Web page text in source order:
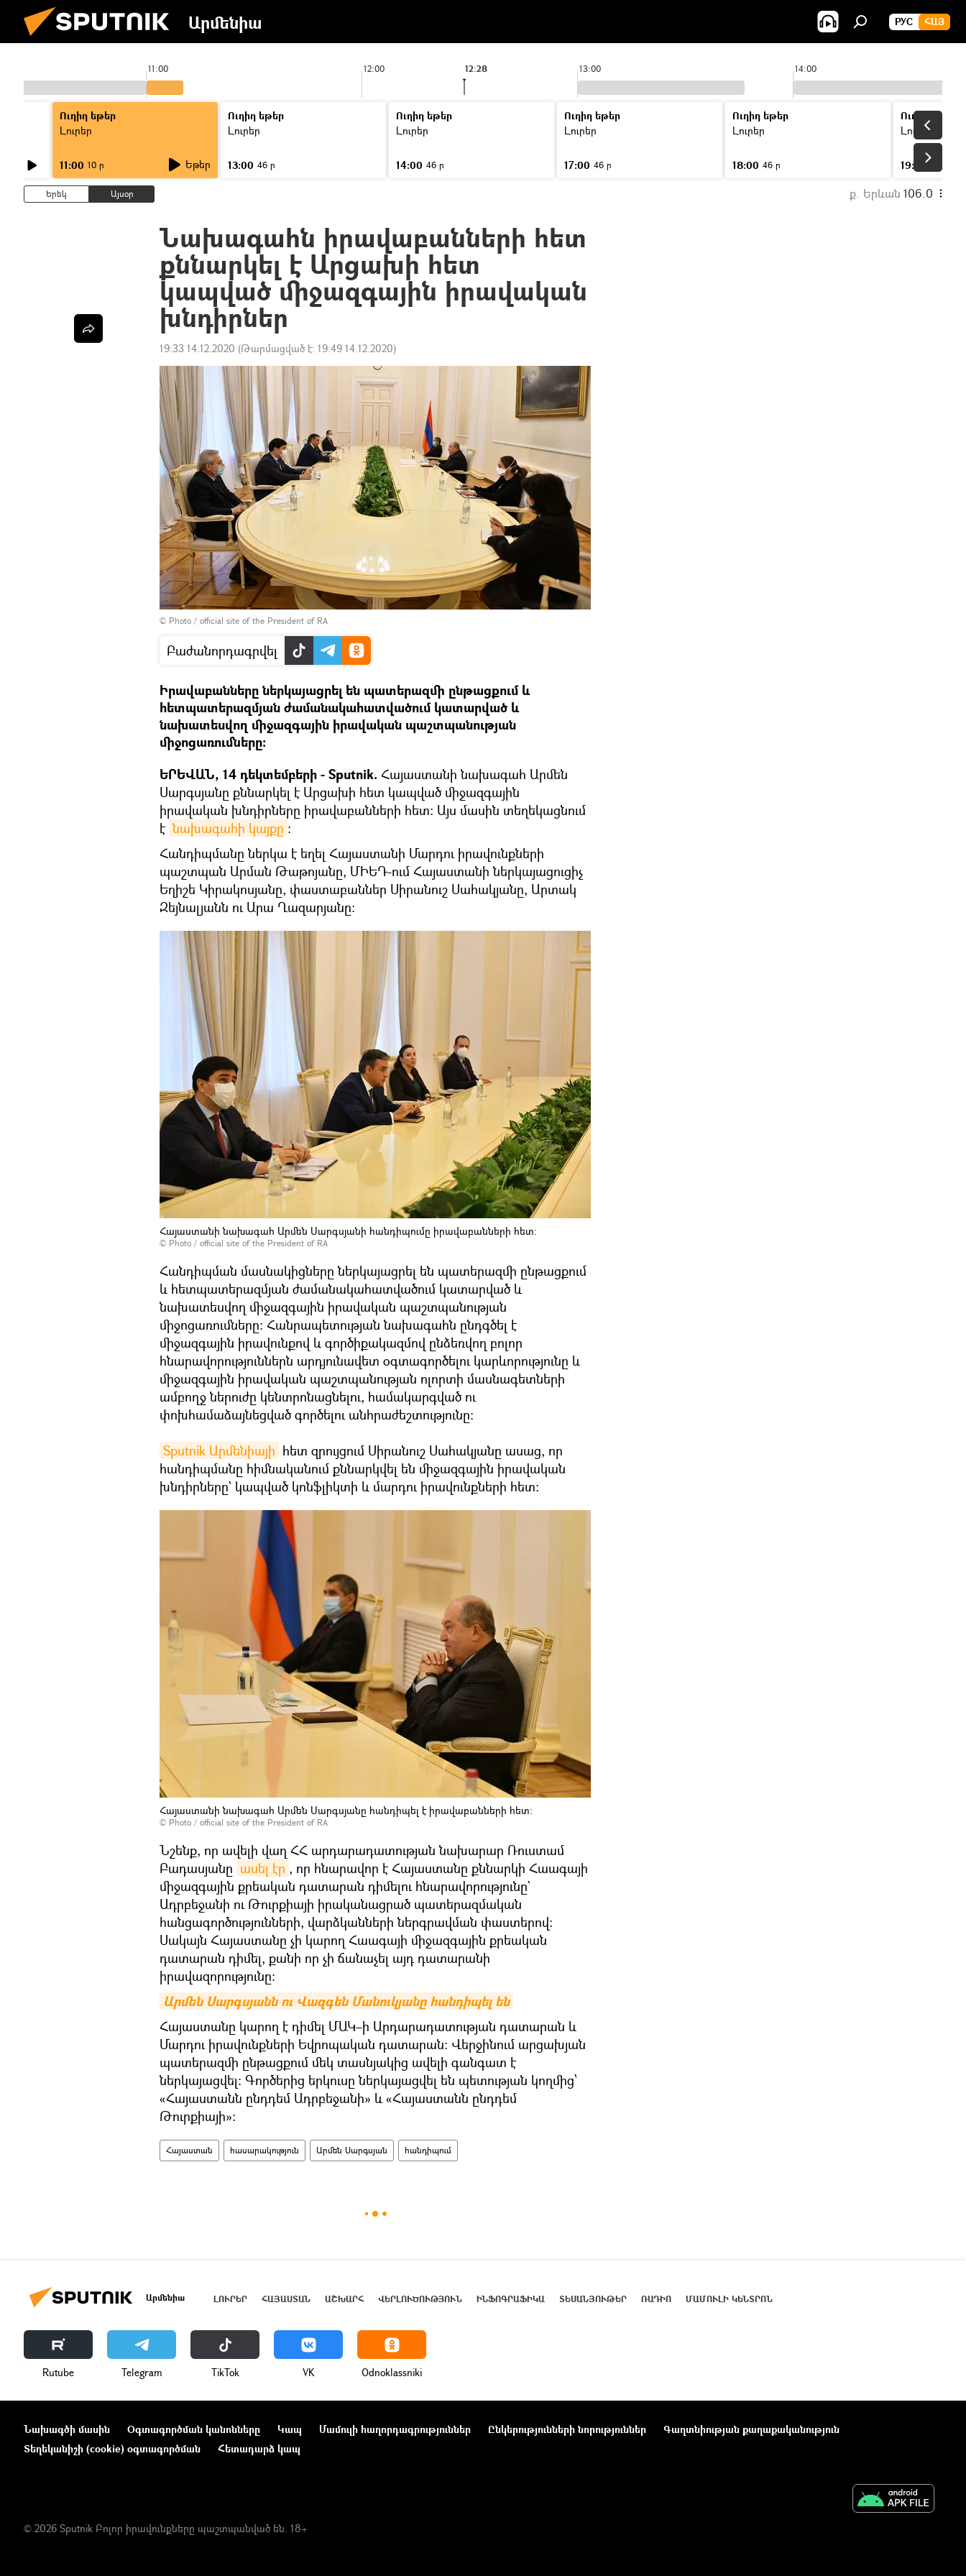
Արմենիա РУС ՀԱՅ
11:00 12:00 13:00 14:00
12:28
Ուղիղ եթեր
Լուրեր
11:00 10 ր Եթեր
Ուղիղ եթեր
Լուրեր
13:00 46 ր
Ուղիղ եթեր
Լուրեր
14:00 46 ր
Ուղիղ եթեր
Լուրեր
17:00 46 ր
Ուղիղ եթեր
Լուրեր
18:00 46 ր
Ուղիղ եթեր
Լուրեր
19:00
Երեկ Այսօր ք. Երևան 106.0
Նախագահն իրավաբանների հետ
քննարկել է Արցախի հետ
կապված միջազգային իրավական
խնդիրներ
19:33 14.12.2020 (Թարմացված է: 19:49 14.12.2020)
© Photo / official site of the President of RA
Բաժանորդագրվել
Իրավաբանները ներկայացրել են պատերազմի ընթացքում և
հետպատերազմյան ժամանակահատվածում կատարված և
նախատեսվող միջազգային իրավական պաշտպանության
միջոցառումները:
ԵՐԵՎԱՆ, 14 դեկտեմբերի - Sputnik. Հայաստանի նախագահ Արմեն
Սարգսյանը քննարկել է Արցախի հետ կապված միջազգային
իրավական խնդիրները իրավաբանների հետ։ Այս մասին տեղեկացնում
է նախագահի կայքը ։
Հանդիպմանը ներկա է եղել Հայաստանի Մարդու իրավունքների
պաշտպան Արման Թաթոյանը, ՄԻԵԴ-ում Հայաստանի ներկայացուցիչ
Եղիշե Կիրակոսյանը, փաստաբաններ Սիրանուշ Սահակյանը, Արտակ
Զեյնալյանն ու Արա Ղազարյանը։
Հայաստանի նախագահ Արմեն Սարգսյանի հանդիպումը իրավաբանների հետ։
© Photo / official site of the President of RA
Հանդիպման մասնակիցները ներկայացրել են պատերազմի ընթացքում
և հետպատերազմյան ժամանակահատվածում կատարված և
նախատեսվող միջազգային իրավական պաշտպանության
միջոցառումները: Հանրապետության նախագահն ընդգծել է
միջազգային իրավունքով և գործիքակազմով ընձեռվող բոլոր
հնարավորություններն արդյունավետ օգտագործելու կարևորությունը և
միջազգային իրավական պաշտպանության ոլորտի մասնագետների
ամբողջ ներուժը կենտրոնացնելու, համակարգված ու
փոխհամաձայնեցված գործելու անհրաժեշտությունը:
Sputnik Արմենիայի հետ զրույցում Սիրանուշ Սահակյանը ասաց, որ
հանդիպմանը հիմնականում քննարկվել են միջազգային իրավական
խնդիրները` կապված կոնֆլիկտի և մարդու իրավունքների հետ։
Հայաստանի նախագահ Արմեն Սարգսյանը հանդիպել է իրավաբանների հետ։
© Photo / official site of the President of RA
Նշենք, որ ավելի վաղ ՀՀ արդարադատության նախարար Ռուստամ
Բադասյանը ասել էր , որ հնարավոր է Հայաստանը քննարկի Հաագայի
միջազգային քրեական դատարան դիմելու հնարավորությունը`
Ադրբեջանի ու Թուրքիայի իրականացրած պատերազմական
հանցագործությունների, վարձկանների ներգրավման փաստերով։
Սակայն Հայաստանը չի կարող Հաագայի միջազգային քրեական
դատարան դիմել, քանի որ չի ճանաչել այդ դատարանի
իրավազորությունը:
Արմեն Սարգսյանն ու Վազգեն Մանուկյանը հանդիպել են
Հայաստանը կարող է դիմել ՄԱԿ–ի Արդարադատության դատարան և
Մարդու իրավունքների Եվրոպական դատարան։ Վերջինում արցախյան
պատերազմի ընթացքում մեկ տասնյակից ավելի գանգատ է
ներկայացվել: Գործերից երկուսը ներկայացվել են պետության կողմից՝
«Հայաստանն ընդդեմ Ադրբեջանի» և «Հայաստանն ընդդեմ
Թուրքիայի»:
Հայաստան հասարակություն Արմեն Սարգսյան հանդիպում
Արմենիա ԼՈՒՐԵՐ ՀԱՅԱՍՏԱՆ ԱՇԽԱՐՀ ՎԵՐԼՈՒԾՈՒԹՅՈՒՆ ԻՆՖՈԳՐԱՖԻԿԱ ՏԵՍԱՆՅՈՒԹԵՐ ՌԱԴԻՈ ՄԱՄՈՒԼԻ ԿԵՆՏՐՈՆ
Rutube Telegram ТikТоk VK Odnoklassniki
Նախագծի մասին Օգտագործման կանոնները Կապ Մամուլի հաղորդագրություններ Ընկերությունների նորություններ
Գաղտնիության քաղաքականություն
Տեղեկանիշի (cookie) օգտագործման
Հետադարձ կապ
© 2026 Sputnik Բոլոր իրավունքները պաշտպանված են. 18+